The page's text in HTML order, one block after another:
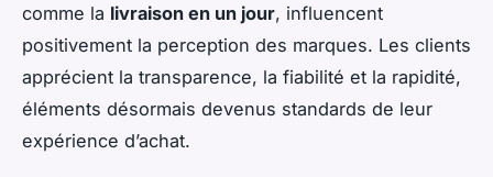
comme la livraison en un jour, influencent
positivement la perception des marques. Les clients
apprécient la transparence, la fiabilité et la rapidité,
éléments désormais devenus standards de leur
expérience d’achat.